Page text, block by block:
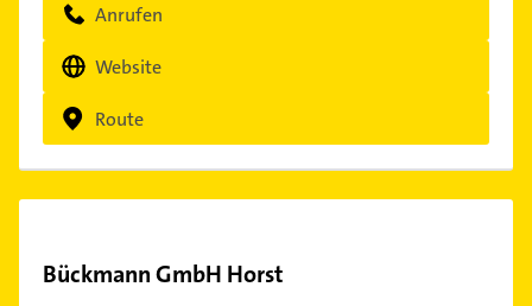
Anrufen
Website
Route
Bückmann GmbH Horst